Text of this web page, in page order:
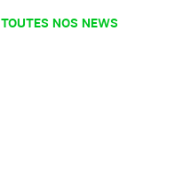
TOUTES NOS NEWS